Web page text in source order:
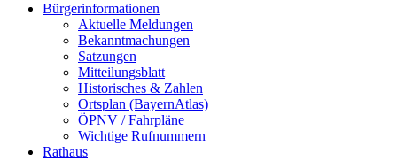
Bürgerinformationen
Aktuelle Meldungen
Bekanntmachungen
Satzungen
Mitteilungsblatt
Historisches & Zahlen
Ortsplan (BayernAtlas)
ÖPNV / Fahrpläne
Wichtige Rufnummern
Rathaus